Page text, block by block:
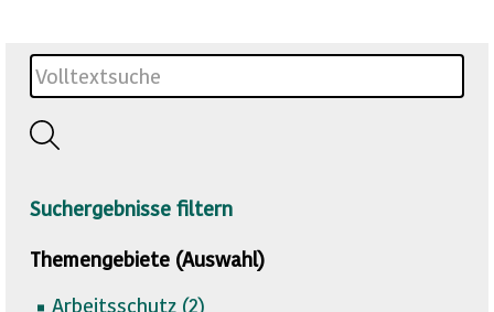
Suchergebnisse filtern
Themengebiete (Auswahl)
Arbeitsschutz (2)